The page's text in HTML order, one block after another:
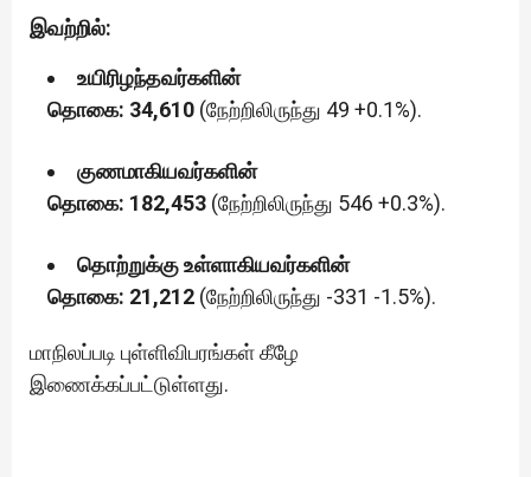
இவற்றில்:
உயிரிழந்தவர்களின்
தொகை: 34,610 (நேற்றிலிருந்து 49 +0.1%).
குணமாகியவர்களின்
தொகை: 182,453 (நேற்றிலிருந்து 546 +0.3%).
தொற்றுக்கு உள்ளாகியவர்களின்
தொகை: 21,212 (நேற்றிலிருந்து -331 -1.5%).
மாநிலப்படி புள்ளிவிபரங்கள் கீழே
இணைக்கப்பட்டுள்ளது.